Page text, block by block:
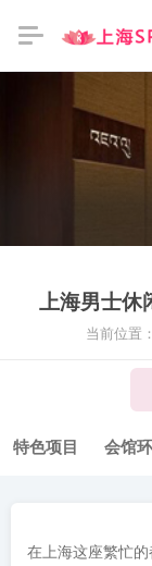
上海男士休
当前位置：
特色项目 会馆
在上海这座繁忙